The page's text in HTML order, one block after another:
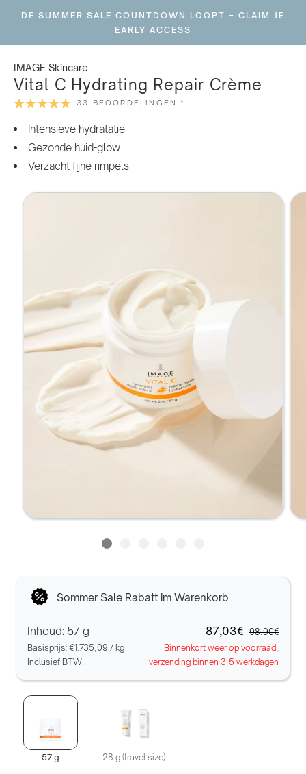
DE SUMMER SALE COUNTDOWN LOOPT – CLAIM JE
EARLY ACCESS
IMAGE Skincare
Vital C Hydrating Repair Crème
33 BEOORDELINGEN *
Intensieve hydratatie
Gezonde huid-glow
Verzacht fijne rimpels
Sommer Sale Rabatt im Warenkorb
Inhoud: 57 g
Basisprijs: €1.735,09 / kg
Inclusief BTW.
87,03€ 98,90€
Binnenkort weer op voorraad,
verzending binnen 3-5 werkdagen
57 g 28 g (travel size)